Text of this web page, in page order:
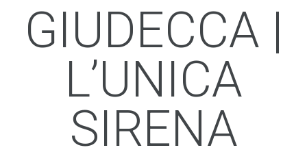
GIUDECCA |
L’UNICA
SIRENA